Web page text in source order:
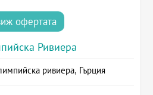
офертата
Ривиера
ривиера, Гърция